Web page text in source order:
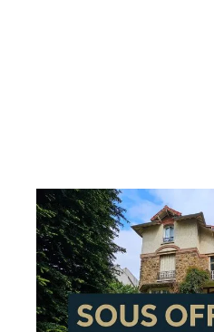
FONTENAY AUX ROSES 92
157 m2, 8 pièces
Ref : 877
Maison à vendre
842